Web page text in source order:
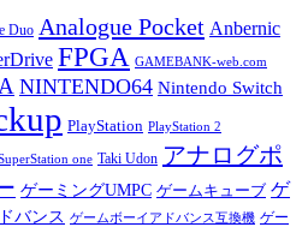
Duo Analogue Pocket Anbernic
FPGA GAMEBANK-web.com
NINTENDO64 Nintendo Switch
PlayStation PlayStation 2
one Taki Udon アナログポ
ゲーミングUMPC ゲームキューブ ゲ
バンス ゲームボーイアドバンス互換機 ゲー